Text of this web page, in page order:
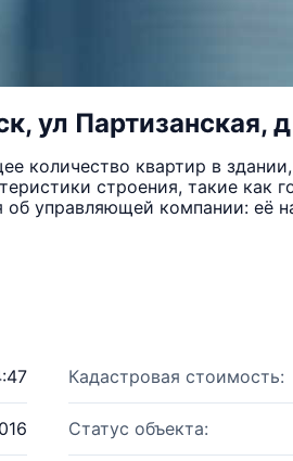
ул Партизанская,
квартир в
строения, такие как
управляющей компании: её
Кадастровая стоимость:
Статус объекта: